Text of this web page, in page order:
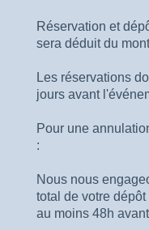
Réservation et
sera déduit du
Les réservations
jours avant
Pour une
:
Nous nous
total de votre
au moins 48h